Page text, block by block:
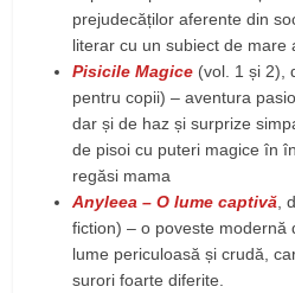
prejudecăților aferente din
literar cu un subiect de mare
Pisicile Magice (vol. 1 și 2),
pentru copii) – aventura
dar și de haz și surprize
de pisoi cu puteri magice în
regăsi mama
Anyleea – O lume captivă ,
fiction) – o poveste
lume periculoasă și crudă,
surori foarte diferite.